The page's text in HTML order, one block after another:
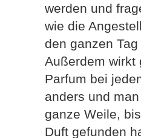
werden und
wie die
den ganzen
Außerdem wirkt
Parfum bei
anders und
ganze Weile,
Duft gefunden